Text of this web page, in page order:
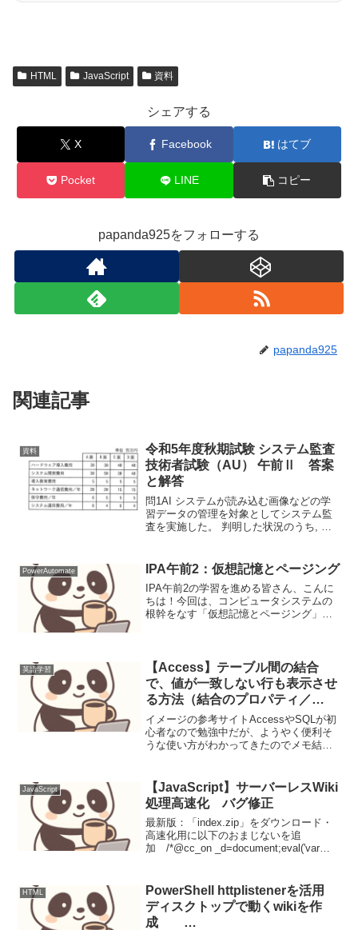
HTML JavaScript 資料
シェアする
X Facebook はてブ
Pocket LINE コピー
papanda925をフォローする
papanda925
関連記事
資料
令和5年度秋期試験 システム監査
技術者試験（AU） 午前Ⅱ 答案
と解答
問1AI システムが読み込む画像などの学
習データの管理を対象としてシステム監
査を実施した。 判明した状況のうち, 監
習期間中における学習データの責任追跡
性を確...
PowerAutomate IPA午前2：仮想記憶とページング
IPA午前2の学習を進める皆さん、こんに
ちは！今回は、コンピュータシステムの
根幹をなす「仮想記憶とページング」と
めのOSの重要な機能であ...
英語学習
【Access】テーブル間の結合
で、値が一致しない行も表示させ
る方法（結合のプロパティ／
JOIN）
イメージの参考サイトAccessやSQLが初
心者なので勉強中だが、ようやく便利そ
うな使い方がわかってきたのでメモ結合
Ｔ１ と Ｔ２ を作成 F1にテーブル
間で結合したいキ...
JavaScript
【JavaScript】サーバーレスWiki
処理高速化 バグ修正
最新版：「index.zip」をダウンロード・
高速化用に以下のおまじないを追
加 /*@cc_on _d=document;eval('var
ンテンツ名...
HTML
PowerShell httplistenerを活用
ディスクトップで動くwikiを作
成